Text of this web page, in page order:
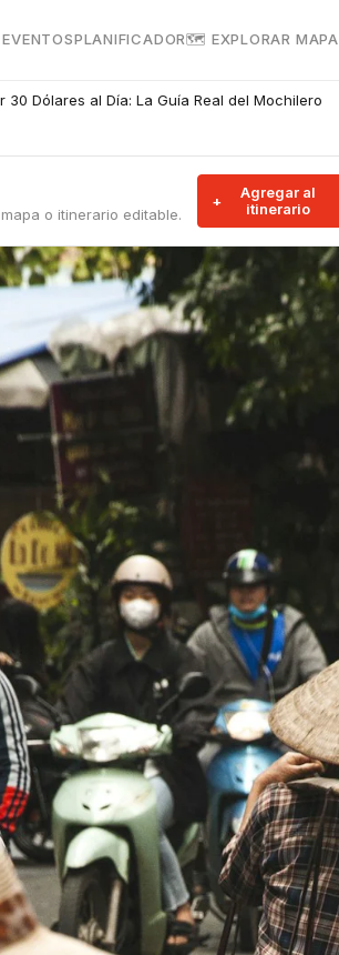
EVENTOSPLANIFICADOR🗺 EXPLORAR MAPA
30 Dólares al Día: La Guía Real del Mochilero
o itinerario editable.
Agregar al
itinerario